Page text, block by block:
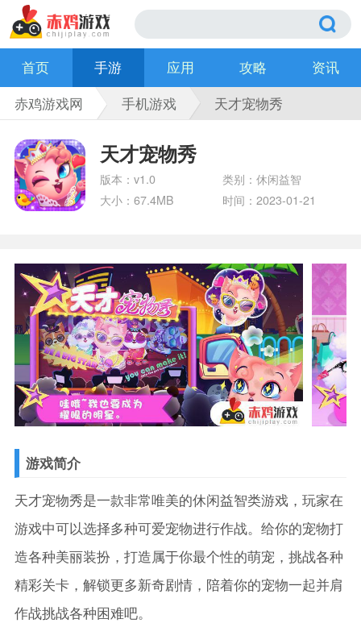
首页 手游 应用 攻略
资讯
赤鸡游戏网
手机游戏 天才宠物秀
天才宠物秀
版本：v1.0
类别：休闲益智
大小：67.4MB
时间：2023-01-21
游戏简介
天才宠物秀是一款非常唯美的休闲益智类游戏，玩家在
游戏中可以选择多种可爱宠物进行作战。给你的宠物打
造各种美丽装扮，打造属于你最个性的萌宠，挑战各种
精彩关卡，解锁更多新奇剧情，陪着你的宠物一起并肩
作战挑战各种困难吧。